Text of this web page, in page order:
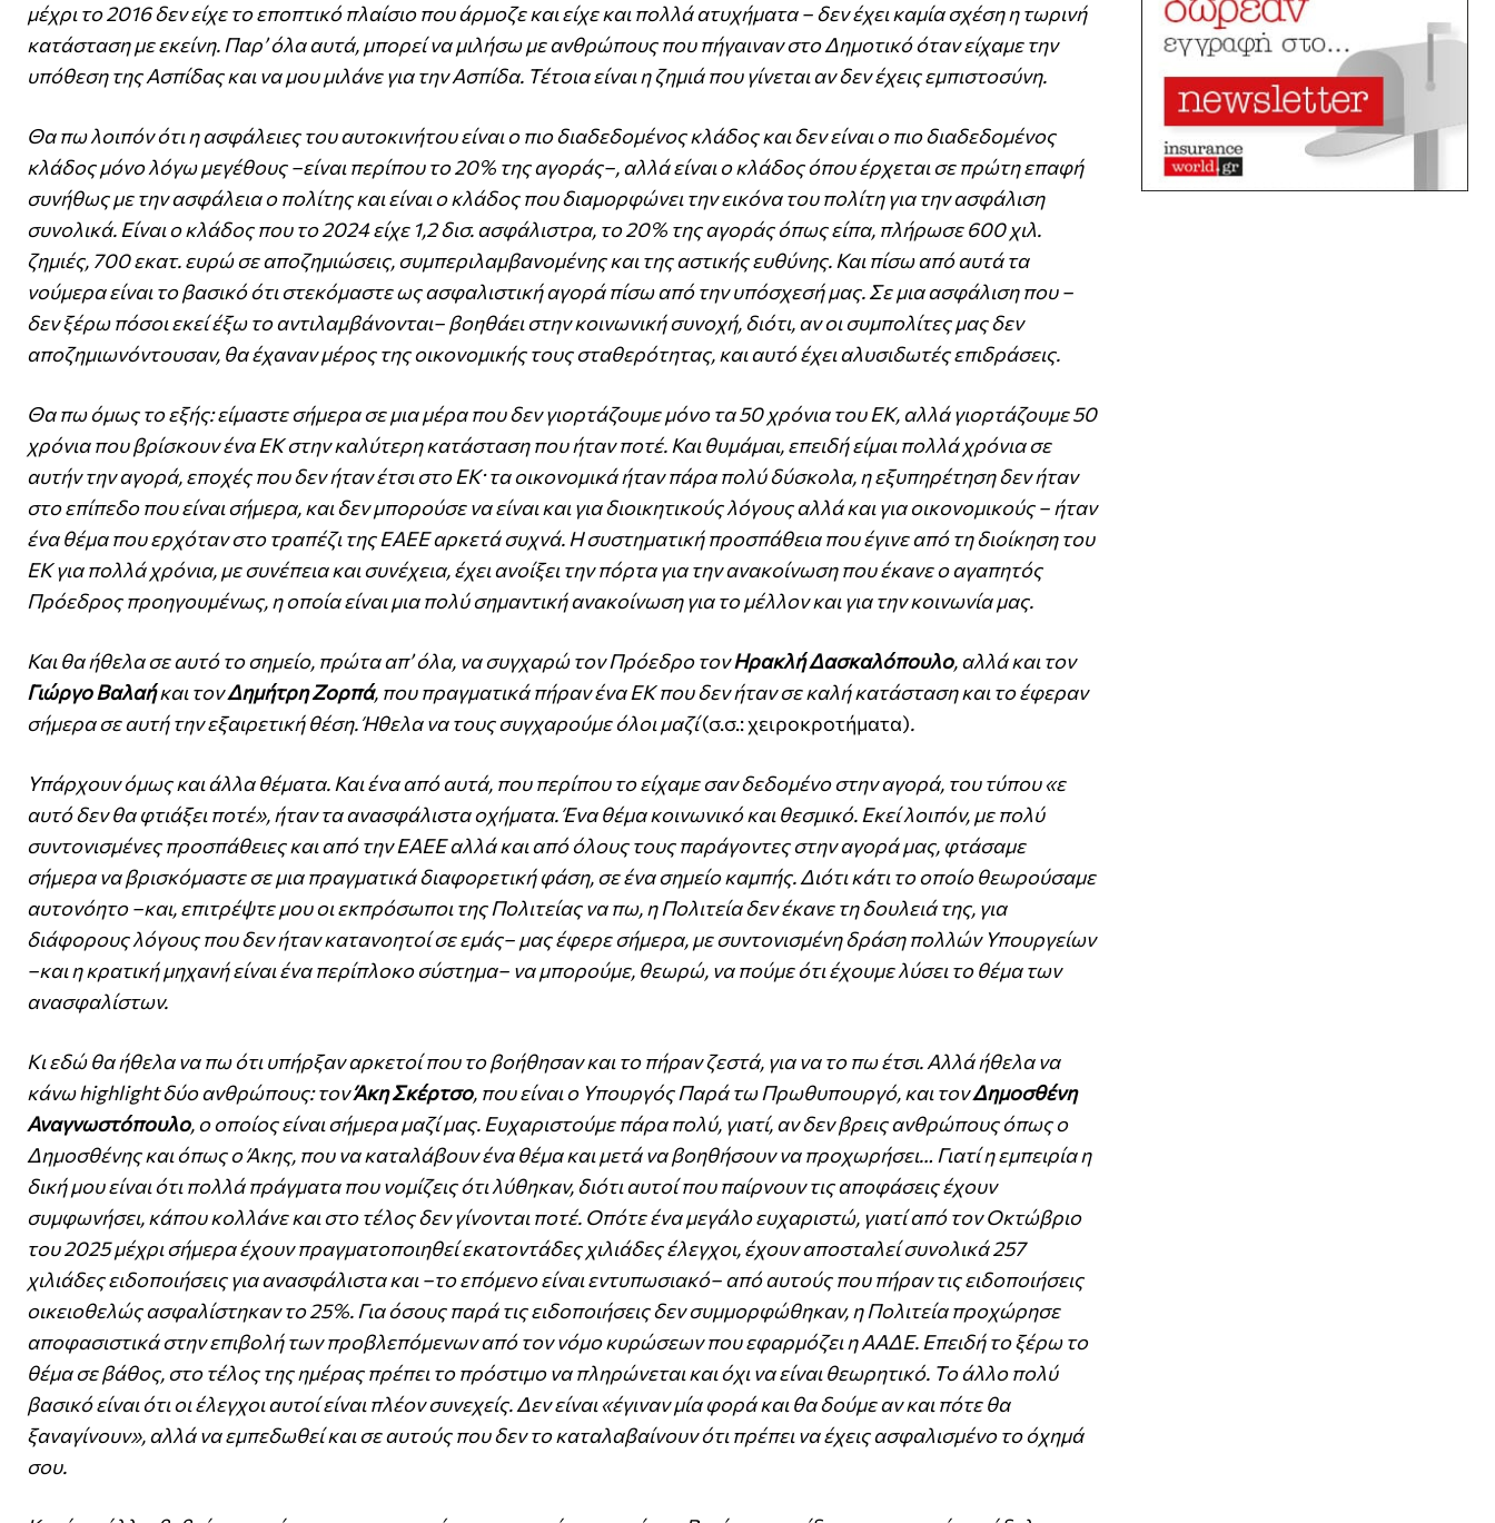
μέχρι το 2016 δεν είχε το εποπτικό πλαίσιο που άρμοζε και είχε και πολλά ατυχήματα – δεν έχει καμία σχέση η τωρινή
κατάσταση με εκείνη. Παρ’ όλα αυτά, μπορεί να μιλήσω με ανθρώπους που πήγαιναν στο Δημοτικό όταν είχαμε την
υπόθεση της Ασπίδας και να μου μιλάνε για την Ασπίδα. Τέτοια είναι η ζημιά που γίνεται αν δεν έχεις εμπιστοσύνη.
Θα πω λοιπόν ότι η ασφάλειες του αυτοκινήτου είναι ο πιο διαδεδομένος κλάδος και δεν είναι ο πιο διαδεδομένος
κλάδος μόνο λόγω μεγέθους –είναι περίπου το 20% της αγοράς–, αλλά είναι ο κλάδος όπου έρχεται σε πρώτη επαφή
συνήθως με την ασφάλεια ο πολίτης και είναι ο κλάδος που διαμορφώνει την εικόνα του πολίτη για την ασφάλιση
συνολικά. Είναι ο κλάδος που το 2024 είχε 1,2 δισ. ασφάλιστρα, το 20% της αγοράς όπως είπα, πλήρωσε 600 χιλ.
ζημιές, 700 εκατ. ευρώ σε αποζημιώσεις, συμπεριλαμβανομένης και της αστικής ευθύνης. Και πίσω από αυτά τα
νούμερα είναι το βασικό ότι στεκόμαστε ως ασφαλιστική αγορά πίσω από την υπόσχεσή μας. Σε μια ασφάλιση που –
δεν ξέρω πόσοι εκεί έξω το αντιλαμβάνονται– βοηθάει στην κοινωνική συνοχή, διότι, αν οι συμπολίτες μας δεν
αποζημιωνόντουσαν, θα έχαναν μέρος της οικονομικής τους σταθερότητας, και αυτό έχει αλυσιδωτές επιδράσεις.
Θα πω όμως το εξής: είμαστε σήμερα σε μια μέρα που δεν γιορτάζουμε μόνο τα 50 χρόνια του ΕΚ, αλλά γιορτάζουμε 50
χρόνια που βρίσκουν ένα ΕΚ στην καλύτερη κατάσταση που ήταν ποτέ. Και θυμάμαι, επειδή είμαι πολλά χρόνια σε
αυτήν την αγορά, εποχές που δεν ήταν έτσι στο ΕΚ· τα οικονομικά ήταν πάρα πολύ δύσκολα, η εξυπηρέτηση δεν ήταν
στο επίπεδο που είναι σήμερα, και δεν μπορούσε να είναι και για διοικητικούς λόγους αλλά και για οικονομικούς – ήταν
ένα θέμα που ερχόταν στο τραπέζι της ΕΑΕΕ αρκετά συχνά. Η συστηματική προσπάθεια που έγινε από τη διοίκηση του
ΕΚ για πολλά χρόνια, με συνέπεια και συνέχεια, έχει ανοίξει την πόρτα για την ανακοίνωση που έκανε ο αγαπητός
Πρόεδρος προηγουμένως, η οποία είναι μια πολύ σημαντική ανακοίνωση για το μέλλον και για την κοινωνία μας.
Και θα ήθελα σε αυτό το σημείο, πρώτα απ’ όλα, να συγχαρώ τον Πρόεδρο τονΗρακλή Δασκαλόπουλο, αλλά και τον
Γιώργο Βαλαήκαι τονΔημήτρη Ζορπά, που πραγματικά πήραν ένα ΕΚ που δεν ήταν σε καλή κατάσταση και το έφεραν
σήμερα σε αυτή την εξαιρετική θέση. Ήθελα να τους συγχαρούμε όλοι μαζί(σ.σ.: χειροκροτήματα).
Υπάρχουν όμως και άλλα θέματα. Και ένα από αυτά, που περίπου το είχαμε σαν δεδομένο στην αγορά, του τύπου «ε
αυτό δεν θα φτιάξει ποτέ», ήταν τα ανασφάλιστα οχήματα. Ένα θέμα κοινωνικό και θεσμικό. Εκεί λοιπόν, με πολύ
συντονισμένες προσπάθειες και από την ΕΑΕΕ αλλά και από όλους τους παράγοντες στην αγορά μας, φτάσαμε
σήμερα να βρισκόμαστε σε μια πραγματικά διαφορετική φάση, σε ένα σημείο καμπής. Διότι κάτι το οποίο θεωρούσαμε
αυτονόητο –και, επιτρέψτε μου οι εκπρόσωποι της Πολιτείας να πω, η Πολιτεία δεν έκανε τη δουλειά της, για
διάφορους λόγους που δεν ήταν κατανοητοί σε εμάς– μας έφερε σήμερα, με συντονισμένη δράση πολλών Υπουργείων
–και η κρατική μηχανή είναι ένα περίπλοκο σύστημα– να μπορούμε, θεωρώ, να πούμε ότι έχουμε λύσει το θέμα των
ανασφαλίστων.
Κι εδώ θα ήθελα να πω ότι υπήρξαν αρκετοί που το βοήθησαν και το πήραν ζεστά, για να το πω έτσι.Αλλά ήθελα να
κάνω highlight δύο ανθρώπους: τονΆκη Σκέρτσο, που είναι ο Υπουργός Παρά τω Πρωθυπουργό, και τονΔημοσθένη
Αναγνωστόπουλο, ο οποίος είναι σήμερα μαζί μας. Ευχαριστούμε πάρα πολύ, γιατί, αν δεν βρεις ανθρώπους όπως ο
Δημοσθένης και όπως ο Άκης, που να καταλάβουν ένα θέμα και μετά να βοηθήσουν να προχωρήσει… Γιατί η εμπειρία η
δική μου είναι ότι πολλά πράγματα που νομίζεις ότι λύθηκαν, διότι αυτοί που παίρνουν τις αποφάσεις έχουν
συμφωνήσει, κάπου κολλάνε και στο τέλος δεν γίνονται ποτέ. Οπότε ένα μεγάλο ευχαριστώ, γιατί από τον Οκτώβριο
του 2025 μέχρι σήμερα έχουν πραγματοποιηθεί εκατοντάδες χιλιάδες έλεγχοι, έχουν αποσταλεί συνολικά 257
χιλιάδες ειδοποιήσεις για ανασφάλιστα και –το επόμενο είναι εντυπωσιακό– από αυτούς που πήραν τις ειδοποιήσεις
οικειοθελώς ασφαλίστηκαν το 25%. Για όσους παρά τις ειδοποιήσεις δεν συμμορφώθηκαν, η Πολιτεία προχώρησε
αποφασιστικά στην επιβολή των προβλεπόμενων από τον νόμο κυρώσεων που εφαρμόζει η ΑΑΔΕ. Επειδή το ξέρω το
θέμα σε βάθος, στο τέλος της ημέρας πρέπει το πρόστιμο να πληρώνεται και όχι να είναι θεωρητικό. Το άλλο πολύ
βασικό είναι ότι οι έλεγχοι αυτοί είναι πλέον συνεχείς. Δεν είναι «έγιναν μία φορά και θα δούμε αν και πότε θα
ξαναγίνουν», αλλά να εμπεδωθεί και σε αυτούς που δεν το καταλαβαίνουν ότι πρέπει να έχεις ασφαλισμένο το όχημά
σου.